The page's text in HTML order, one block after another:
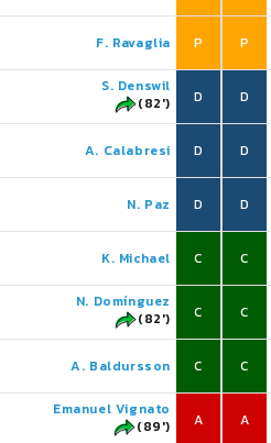
F. Ravaglia P
S. Denswil
(82')
D
A. Calabresi D
N. Paz D
K. Michael C
N. Domínguez
(82')
C
A. Baldursson C
Emanuel Vignato
(89')
A
P
D
D
D
C
C
C
A